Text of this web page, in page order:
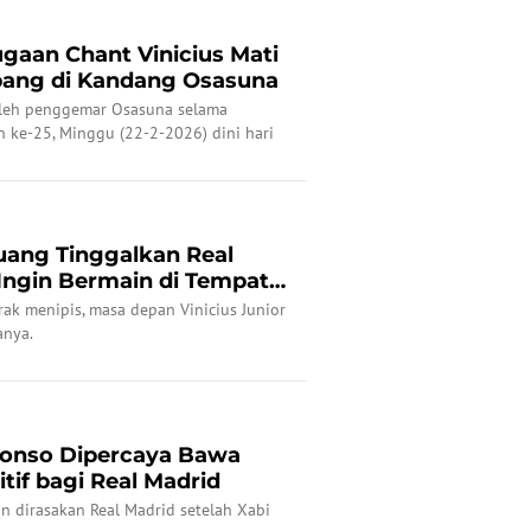
Chant Vinicius Mati
di Kandang Osasuna
penggemar Osasuna selama
ke-25, Minggu (22-2-2026) dini hari
Tinggalkan Real
Bermain di Tempat
menipis, masa depan Vinicius Junior
Dipercaya Bawa
bagi Real Madrid
dirasakan Real Madrid setelah Xabi